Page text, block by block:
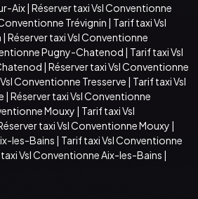
Aix| Réserver taxi Vsl Conventionne
Trévignin | Tarif taxi Vsl
| Réserver taxi Vsl Conventionne
Pugny-Chatenod | Tarif taxi Vsl
| Réserver taxi Vsl Conventionne
Conventionne Tresserve | Tarif taxi Vsl
| Réserver taxi Vsl Conventionne
Mouxy | Tarif taxi Vsl
taxi Vsl Conventionne Mouxy |
les-Bains | Tarif taxi Vsl Conventionne
Vsl Conventionne Aix-les-Bains |